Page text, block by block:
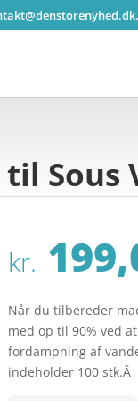
Sous
kr.
Når du tilbereder
med op til 90% ved
fordampning af
indeholder 100